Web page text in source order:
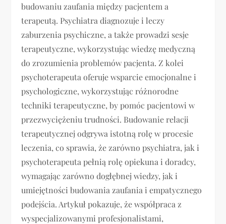
budowaniu zaufania między pacjentem a
terapeutą. Psychiatra diagnozuje i leczy
zaburzenia psychiczne, a także prowadzi sesje
terapeutyczne, wykorzystując wiedzę medyczną
do zrozumienia problemów pacjenta. Z kolei
psychoterapeuta oferuje wsparcie emocjonalne i
psychologiczne, wykorzystując różnorodne
techniki terapeutyczne, by pomóc pacjentowi w
przezwyciężeniu trudności. Budowanie relacji
terapeutycznej odgrywa istotną rolę w procesie
leczenia, co sprawia, że zarówno psychiatra, jak i
psychoterapeuta pełnią rolę opiekuna i doradcy,
wymagając zarówno dogłębnej wiedzy, jak i
umiejętności budowania zaufania i empatycznego
podejścia. Artykuł pokazuje, że współpraca z
wyspecjalizowanymi profesjonalistami,